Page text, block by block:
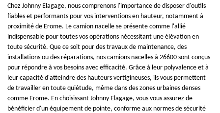
Chez Johnny Elagage, nous comprenons l'importance de disposer d'outils
fiables et performants pour vos interventions en hauteur, notamment à
proximité de Erome. Le camion nacelle se présente comme l'allié
indispensable pour toutes vos opérations nécessitant une élévation en
toute sécurité. Que ce soit pour des travaux de maintenance, des
installations ou des réparations, nos camions nacelles à 26600 sont conçus
pour répondre à vos besoins avec efficacité. Grâce à leur polyvalence et à
leur capacité d'atteindre des hauteurs vertigineuses, ils vous permettent
de travailler en toute quiétude, même dans des zones urbaines denses
comme Erome. En choisissant Johnny Elagage, vous vous assurez de
bénéficier d'un équipement de pointe, conforme aux normes de sécurité